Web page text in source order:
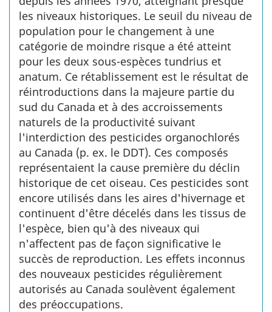
les niveaux historiques. Le seuil du niveau de
population pour le changement à une
catégorie de moindre risque a été atteint
pour les deux sous-espèces tundrius et
anatum. Ce rétablissement est le résultat de
réintroductions dans la majeure partie du
sud du Canada et à des accroissements
naturels de la productivité suivant
l'interdiction des pesticides organochlorés
au Canada (p. ex. le DDT). Ces composés
représentaient la cause première du déclin
historique de cet oiseau. Ces pesticides sont
encore utilisés dans les aires d'hivernage et
continuent d'être décelés dans les tissus de
l'espèce, bien qu'à des niveaux qui
n'affectent pas de façon significative le
succès de reproduction. Les effets inconnus
des nouveaux pesticides régulièrement
autorisés au Canada soulèvent également
des préoccupations.